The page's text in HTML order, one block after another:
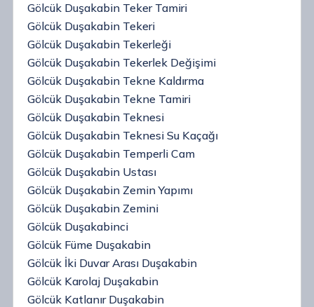
Gölcük Duşakabin Teker Tamiri
Gölcük Duşakabin Tekeri
Gölcük Duşakabin Tekerleği
Gölcük Duşakabin Tekerlek Değişimi
Gölcük Duşakabin Tekne Kaldırma
Gölcük Duşakabin Tekne Tamiri
Gölcük Duşakabin Teknesi
Gölcük Duşakabin Teknesi Su Kaçağı
Gölcük Duşakabin Temperli Cam
Gölcük Duşakabin Ustası
Gölcük Duşakabin Zemin Yapımı
Gölcük Duşakabin Zemini
Gölcük Duşakabinci
Gölcük Füme Duşakabin
Gölcük İki Duvar Arası Duşakabin
Gölcük Karolaj Duşakabin
Gölcük Katlanır Duşakabin